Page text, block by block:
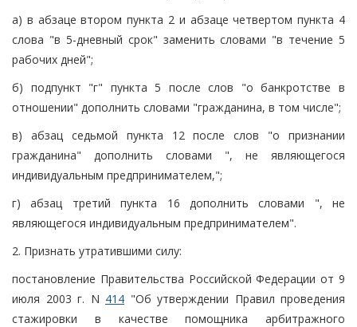
а) в абзаце втором пункта 2 и абзаце четвертом пункта 4
слова "в 5-дневный срок" заменить словами "в течение 5
рабочих дней";
б) подпункт "г" пункта 5 после слов "о банкротстве в
отношении" дополнить словами "гражданина, в том числе";
в) абзац седьмой пункта 12 после слов "о признании
гражданина" дополнить словами ", не являющегося
индивидуальным предпринимателем,";
г) абзац третий пункта 16 дополнить словами ", не
являющегося индивидуальным предпринимателем".
2. Признать утратившими силу:
постановление Правительства Российской Федерации от 9
июля 2003 г. N 414 "Об утверждении Правил проведения
стажировки в качестве помощника арбитражного